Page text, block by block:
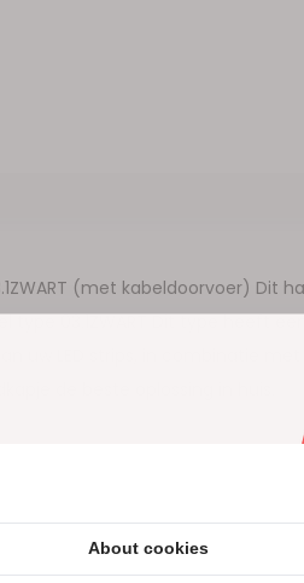
(met kabeldoorvoer) Dit
type 03.1ZWART Dit type heeft
uw LED strips, in combinatie met
de beste oplossing in huis.
About cookies